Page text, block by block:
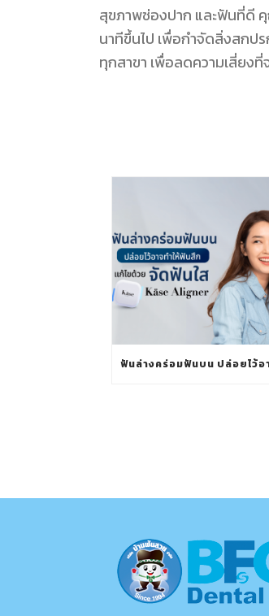
สุขภาพช่องปาก และฟันที่ดี
นาทีขึ้นไป เพื่อกำจัดสิ่งสกป
ทุกสาขา เพื่อลดความเสี่ยง